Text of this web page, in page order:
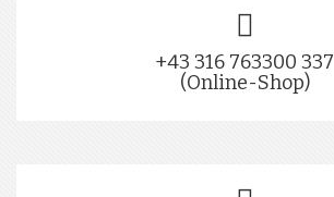
+43 316 763300 337
(Online-Shop)